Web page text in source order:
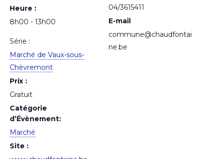
Heure :
8h00 - 13h00
Série :
Marché de Vaux-sous-
Chèvremont
Prix :
Gratuit
Catégorie
d’Évènement:
Marché
Site :
04/3615411
E-mail
commune@chaudfontai
ne.be